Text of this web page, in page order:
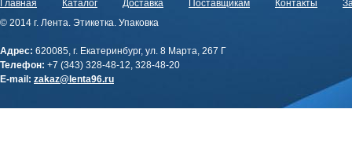
Главная Каталог Доставка Поставщикам Контакты
© 2014 г. Лента. Этикетка. Упаковка
Адрес: 620085, г. Екатеринбург, ул. 8 Марта, 267 Г
Телефон: +7 (343) 328-48-12, 328-48-20
E-mail: zakaz@lenta96.ru